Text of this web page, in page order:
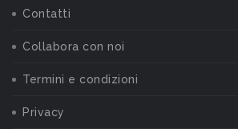
Contatti
Collabora con noi
Termini e condizioni
Privacy